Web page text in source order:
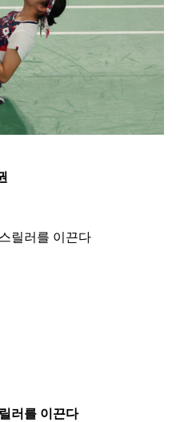
러를 이끈다